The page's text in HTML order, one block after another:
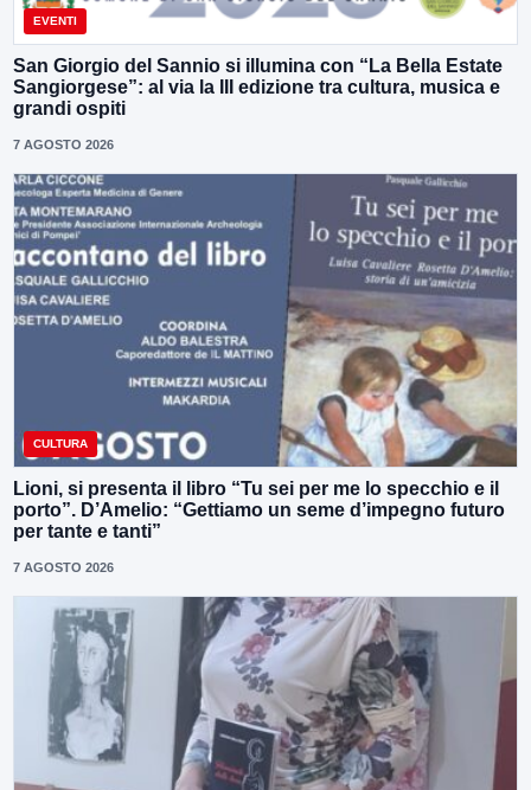
EVENTI
San Giorgio del Sannio si illumina con “La Bella Estate
Sangiorgese”: al via la III edizione tra cultura, musica e
grandi ospiti
7 AGOSTO 2026
CULTURA
Lioni, si presenta il libro “Tu sei per me lo specchio e il
porto”. D’Amelio: “Gettiamo un seme d’impegno futuro
per tante e tanti”
7 AGOSTO 2026